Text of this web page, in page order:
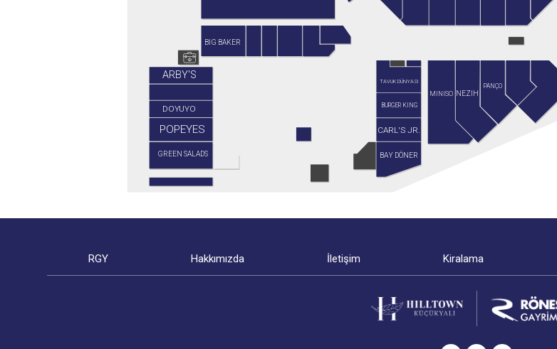
ARBY'S
BAY DÖNER
BIG BAKER
BURGER KING
CARL'S JR.
DOYUYO
GREEN SALADS
POPEYES
MINISO NEZIH
PANÇO
TAVUK DÜNYASI
RGY Hakkımızda İletişim Kiralama